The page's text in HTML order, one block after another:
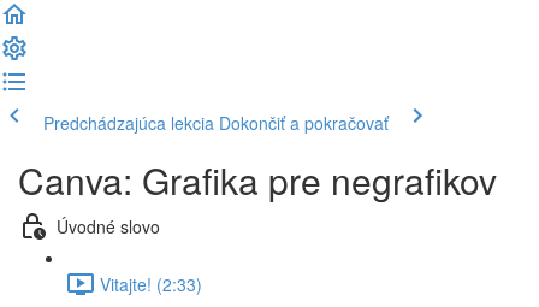
Predchádzajúca lekcia Dokončiť a pokračovať
Canva: Grafika pre negrafikov
Úvodné slovo
Vitajte! (2:33)